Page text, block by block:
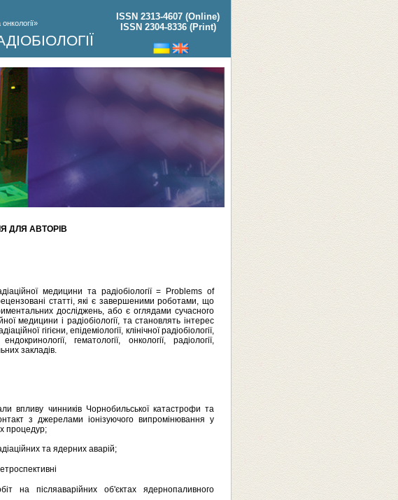
ISSN 2313-4607 (Online)
ISSN 2304-8336 (Print)
ДЛЯ АВТОРІВ
медицини та радіобіології = Problems of
статті, які є завершеними роботами, що
досліджень, або є оглядами сучасного
медицини і радіобіології, та становлять інтерес
гігієни, епідеміології, клінічної радіобіології,
гематології, онкології, радіології,
закладів.
впливу чинників Чорнобильської катастрофи та
з джерелами іонізуючого випромінювання у
процедур;
та ядерних аварій;
на післяаварійних об'єктах ядернопаливного